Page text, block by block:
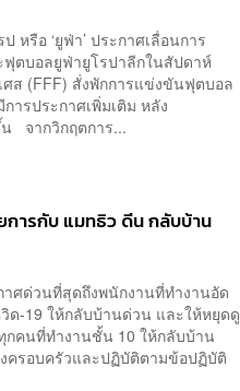
รือ ‘ยูฟ่า’ ประกาศเลื่อนการ
ตบอลยูฟ่ายูโรปาลีกในสัปดาห์
ส (FFF) สั่งพักการแข่งขันฟุตบอล
ารประกาศเพิ่มเติม หลัง
จากวิกฤตการ...
การกับ แมทธิว ดีน กลับบ้าน
ศด่วนที่สุดถึงพนักงานที่ทำงานอัด
ด-19 ให้กลับบ้านด่วน และให้หยุดดู
คนที่ทำงานชั้น 10 ให้กลับบ้าน
ครอบครัวและปฏิบัติตามข้อปฏิบัติ